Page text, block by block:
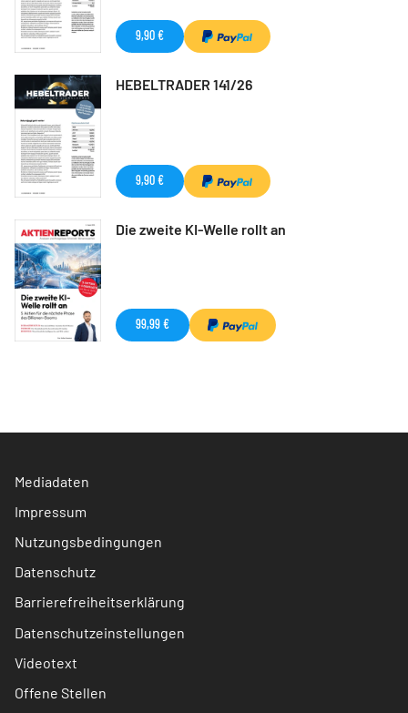
9,90 €
HEBELTRADER 141/26
9,90 €
Die zweite KI-Welle rollt an
99,99 €
Mediadaten
Impressum
Nutzungsbedingungen
Datenschutz
Barrierefreiheitserklärung
Datenschutzeinstellungen
Videotext
Offene Stellen